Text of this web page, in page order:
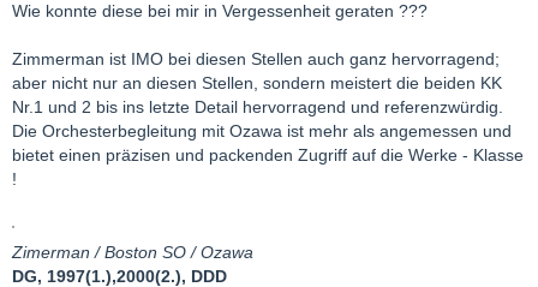
Wie konnte diese bei mir in Vergessenheit geraten ???
Zimmerman ist IMO bei diesen Stellen auch ganz hervorragend;
aber nicht nur an diesen Stellen, sondern meistert die beiden KK
Nr.1 und 2 bis ins letzte Detail hervorragend und referenzwürdig.
Die Orchesterbegleitung mit Ozawa ist mehr als angemessen und
bietet einen präzisen und packenden Zugriff auf die Werke - Klasse
!
Zimerman / Boston SO / Ozawa
DG, 1997(1.),2000(2.), DDD